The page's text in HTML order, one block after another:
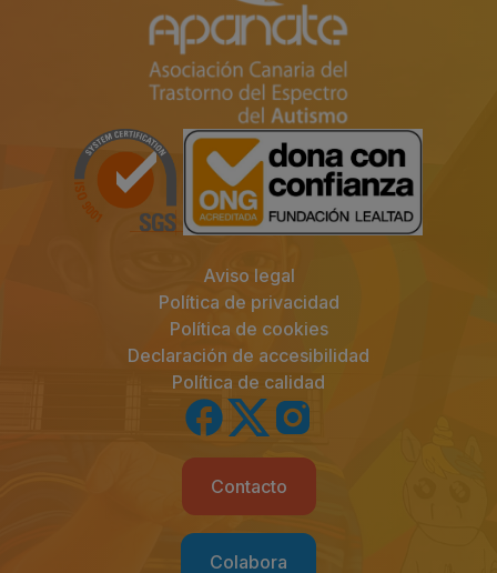
Aviso legal
Política de privacidad
Política de cookies
Declaración de accesibilidad
Política de calidad
Contacto
Colabora